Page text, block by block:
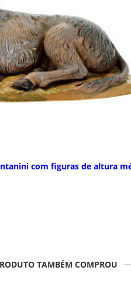
com figuras de altura
TAMBÉM COMPROU